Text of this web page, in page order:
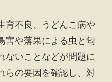
育不良、うどんこ病や
害や落果による虫と匂
ないことなどが問題に
らの要因を確認し、対